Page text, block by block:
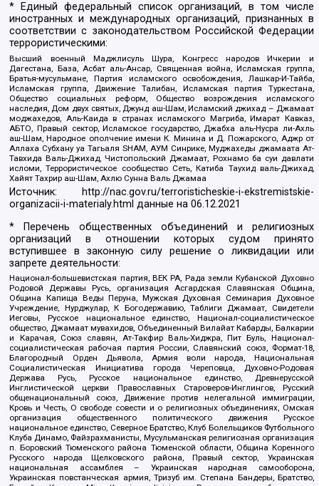
* Единый федеральный список организаций, в том числе
иностранных и международных организаций, признанных в
соответствии с законодательством Российской Федерации
террористическими:
Высший военный Маджлисуль Шура, Конгресс народов Ичкерии и
Дагестана, База, Асбат аль-Ансар, Священная война, Исламская группа,
Братья-мусульмане, Партия исламского освобождения, Лашкар-И-Тайба,
Исламская группа, Движение Талибан, Исламская партия Туркестана,
Общество социальных реформ, Общество возрождения исламского
наследия, Дом двух святых, Джунд аш-Шам, Исламский джихад – Джамаат
моджахедов, Аль-Каида в странах исламского Магриба, Имарат Кавказ,
АБТО, Правый сектор, Исламское государство, Джабха аль-Нусра ли-Ахль
аш-Шам, Народное ополчение имени К. Минина и Д. Пожарского, Аджр от
Аллаха Субхану уа Тагьаля SHAM, АУМ Синрике, Муджахеды джамаата Ат-
Тавхида Валь-Джихад, Чистопольский Джамаат, Рохнамо ба суи давлати
исломи, Террористическое сообщество Сеть, Катиба Таухид валь-Джихад,
Хайят Тахрир аш-Шам, Ахлю Сунна Валь Джамаа
Источник:
http://nac.gov.ru/terroristicheskie-i-ekstremistskie-
organizacii-i-materialy.html данные на06.12.2021
* Перечень общественных объединений и религиозных
организаций в отношении которых судом принято
вступившее в законную силу решение о ликвидации или
запрете деятельности:
Национал-большевистская партия, ВЕК РА, Рада земли Кубанской Духовно
Родовой Державы Русь, организация Асгардская Славянская Община,
Община Капища Веды Перуна, Мужская Духовная Семинария Духовное
Учреждение, Нурджулар, К Богодержавию, Таблиги Джамаат, Свидетели
Иеговы, Русское национальное единство, Национал-социалистическое
общество, Джамаат мувахидов, Объединенный Вилайат Кабарды, Балкарии
и Карачая, Союз славян, Ат-Такфир Валь-Хиджра, Пит Буль, Национал-
социалистическая рабочая партия России, Славянский союз, Формат-18,
Благородный Орден Дьявола, Армия воли народа, Национальная
Социалистическая Инициатива города Череповца, Духовно-Родовая
Держава Русь, Русское национальное единство, Древнерусской
Инглистической церкви Православных Староверов-Инглингов, Русский
общенациональный союз, Движение против нелегальной иммиграции,
Кровь и Честь, О свободе совести и о религиозных объединениях, Омская
организация общественного политического движения Русское
национальное единство, Северное Братство, Клуб Болельщиков Футбольного
Клуба Динамо, Файзрахманисты, Мусульманская религиозная организация
п. Боровский Тюменского района Тюменской области, Община Коренного
Русского народа Щелковского района, Правый сектор, Украинская
национальная ассамблея – Украинская народная самооборона,
Украинская повстанческая армия, Тризуб им. Степана Бандеры, Братство,